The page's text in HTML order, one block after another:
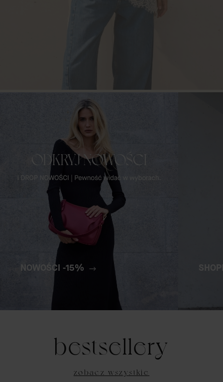
NOWOŚCI -15%
bestsellery
zobacz wszystkie